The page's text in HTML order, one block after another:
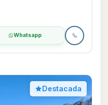
Whatsapp
Destacada